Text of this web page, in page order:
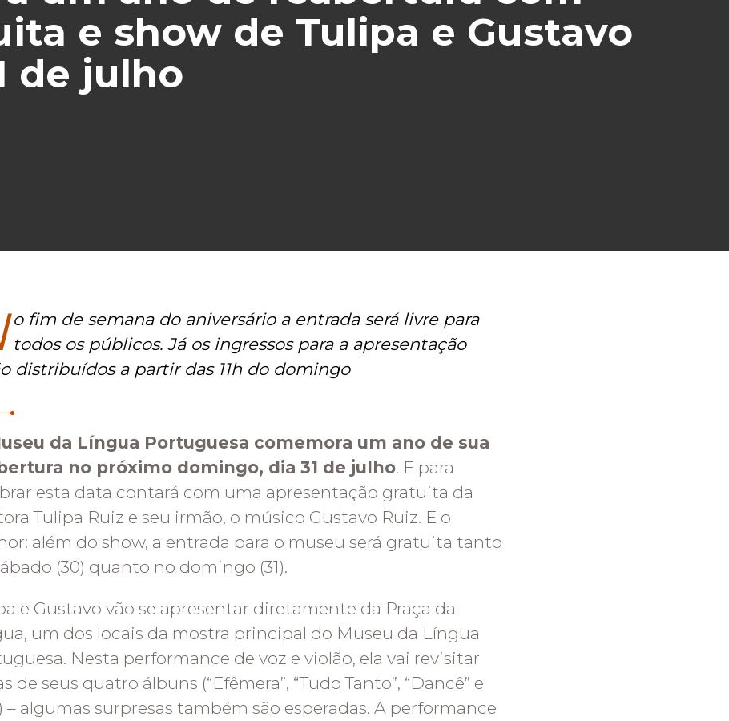
e show de Tulipa e Gustavo
de julho
o fim de semana do aniversário a entrada será livre para
todos os públicos. Já os ingressos para a apresentação
distribuídos a partir das 11h do domingo
da Língua Portuguesa comemora um ano de sua
no próximo domingo, dia 31 de julho. E para
esta data contará com uma apresentação gratuita da
Tulipa Ruiz e seu irmão, o músico Gustavo Ruiz. E o
além do show, a entrada para o museu será gratuita tanto
(30) quanto no domingo (31).
e Gustavo vão se apresentar diretamente da Praça da
um dos locais da mostra principal do Museu da Língua
Nesta performance de voz e violão, ela vai revisitar
de seus quatro álbuns (“Efêmera”, “Tudo Tanto”, “Dancê” e
– algumas surpresas também são esperadas. A performance